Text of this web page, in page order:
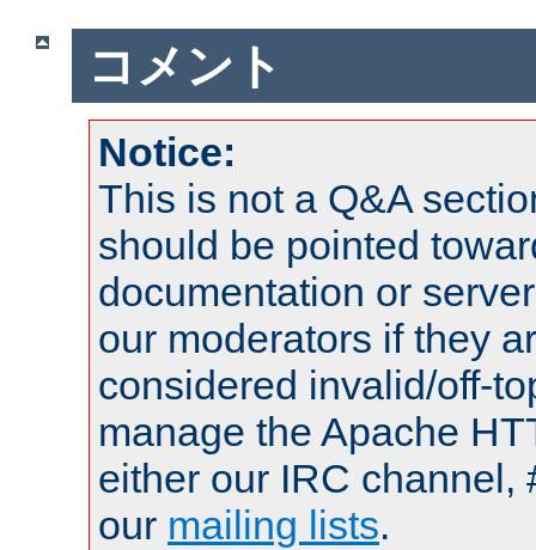
コメント
Notice:
This is not a Q&A
should be pointed
documentation or
our moderators if they
considered invalid/off-
manage the Apache
either our IRC channel,
our mailing lists.